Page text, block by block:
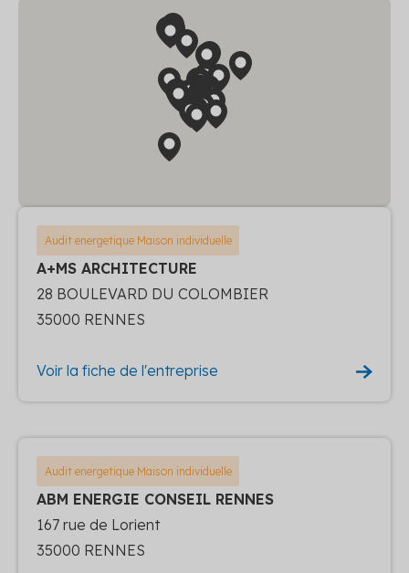
Audit energetique Maison individuelle
A+MS ARCHITECTURE
28 BOULEVARD DU COLOMBIER
35000 RENNES
Voir la fiche de l'entreprise
Audit energetique Maison individuelle
ABM ENERGIE CONSEIL RENNES
167 rue de Lorient
35000 RENNES